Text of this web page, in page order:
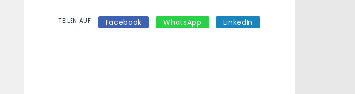
TEILEN AUF Facebook WhatsApp LinkedIn